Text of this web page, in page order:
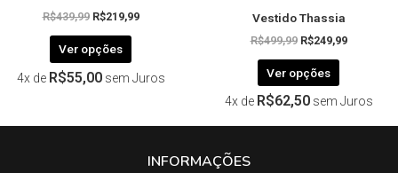
R$439,99 R$219,99
Ver opções
produto
4x de R$55,00 sem Juros
Vestido Thassia
R$499,99 R$249,99
Ver opções
produto
4x de R$62,50 sem Juros
INFORMAÇÕES